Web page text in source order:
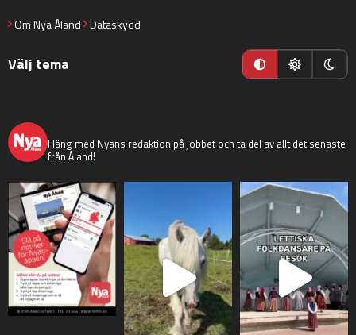
Om Nya Åland Dataskydd
Välj tema
Häng med Nyans redaktion på jobbet och ta del av allt det senaste
från Åland!